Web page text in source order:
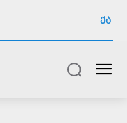
ᲥᲐ